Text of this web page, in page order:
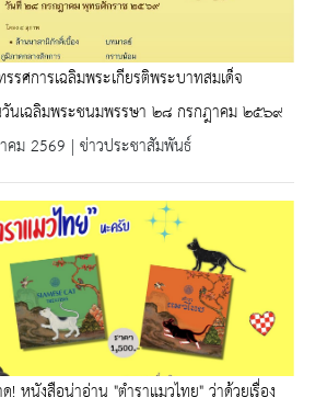
ศการเฉลิมพระเกียรติพระบาทสมเด็จ
วันเฉลิมพระชนมพรรษา ๒๘ กรกฎาคม ๒๕๖๙
คม 2569 | ข่าวประชาสัมพันธ์
หนังสือน่าอ่าน "ตำราแมวไทย" ว่าด้วยเรื่อง